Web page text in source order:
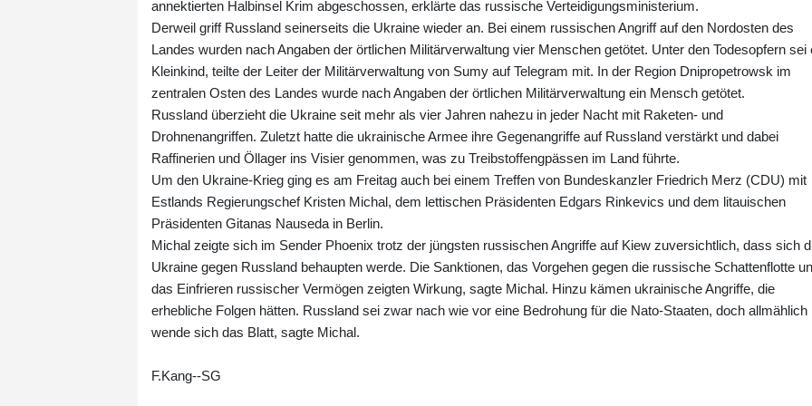
annektierten Halbinsel Krim abgeschossen, erklärte das russische Verteidigungsministerium.
Derweil griff Russland seinerseits die Ukraine wieder an. Bei einem russischen Angriff auf den Nordosten des
Landes wurden nach Angaben der örtlichen Militärverwaltung vier Menschen getötet. Unter den Todesopfern sei
Kleinkind, teilte der Leiter der Militärverwaltung von Sumy auf Telegram mit. In der Region Dnipropetrowsk im
zentralen Osten des Landes wurde nach Angaben der örtlichen Militärverwaltung ein Mensch getötet.
Russland überzieht die Ukraine seit mehr als vier Jahren nahezu in jeder Nacht mit Raketen- und
Drohnenangriffen. Zuletzt hatte die ukrainische Armee ihre Gegenangriffe auf Russland verstärkt und dabei
Raffinerien und Öllager ins Visier genommen, was zu Treibstoffengpässen im Land führte.
Um den Ukraine-Krieg ging es am Freitag auch bei einem Treffen von Bundeskanzler Friedrich Merz (CDU) mit
Estlands Regierungschef Kristen Michal, dem lettischen Präsidenten Edgars Rinkevics und dem litauischen
Präsidenten Gitanas Nauseda in Berlin.
Michal zeigte sich im Sender Phoenix trotz der jüngsten russischen Angriffe auf Kiew zuversichtlich, dass sich
Ukraine gegen Russland behaupten werde. Die Sanktionen, das Vorgehen gegen die russische Schattenflotte
das Einfrieren russischer Vermögen zeigten Wirkung, sagte Michal. Hinzu kämen ukrainische Angriffe, die
erhebliche Folgen hätten. Russland sei zwar nach wie vor eine Bedrohung für die Nato-Staaten, doch allmählich
wende sich das Blatt, sagte Michal.
F.Kang--SG